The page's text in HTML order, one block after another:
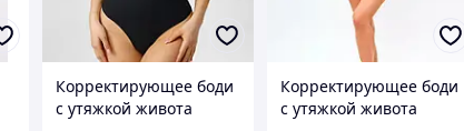
Корректирующее боди
с утяжкой живота
Корректирующее боди
с утяжкой живота